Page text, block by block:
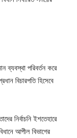
ব্যবস্থা পরিবর্তন করে
বিচারপতি হিসেবে
নির্বাচনি ইশতেহারে
আপীল বিভাগের